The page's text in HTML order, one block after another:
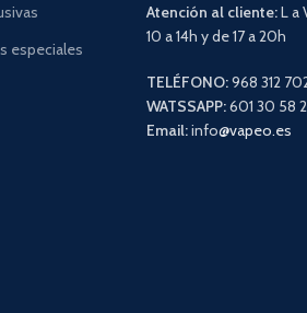
especiales
Atención al cliente:L a
10 a 14h y de 17 a 20h
TELÉFONO:968 312
WATSSAPP:601 30 58
Email:info@vapeo.es